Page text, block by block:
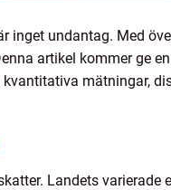
inget undantag. Med
artikel kommer ge
mätningar,
Landets varierade